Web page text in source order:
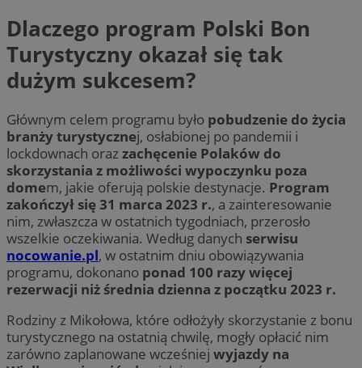
Dlaczego program Polski Bon
Turystyczny okazał się tak
dużym sukcesem?
Głównym celem programu było pobudzenie do życia
branży turystycznej, osłabionej po pandemii i
lockdownach orazzachęcenie Polaków do
skorzystania z możliwości wypoczynku poza
domem, jakie oferują polskie destynacje. Program
zakończył się 31 marca 2023 r., a zainteresowanie
nim, zwłaszcza w ostatnich tygodniach, przerosło
wszelkie oczekiwania. Według danych serwisu
nocowanie.pl, w ostatnim dniu obowiązywania
programu, dokonano ponad 100 razy więcej
rezerwacji niż średnia dzienna z początku 2023 r.
Rodziny z Mikołowa, które odłożyły skorzystanie z bonu
turystycznego na ostatnią chwilę, mogły opłacić nim
zarówno zaplanowane wcześniej wyjazdy na